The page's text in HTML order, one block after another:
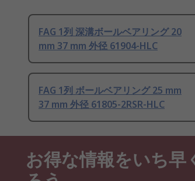
FAG 1列 深溝ボールベアリング 20
mm 37 mm 外径 61904-HLC
FAG 1列 ボールベアリング 25 mm
37 mm 外径 61805-2RSR-HLC
お得な情報をいち早